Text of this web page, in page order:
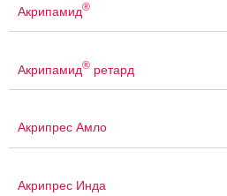
Акрипамид®
Акрипамид® ретард
Акрипрес Амло
Акрипрес Инда